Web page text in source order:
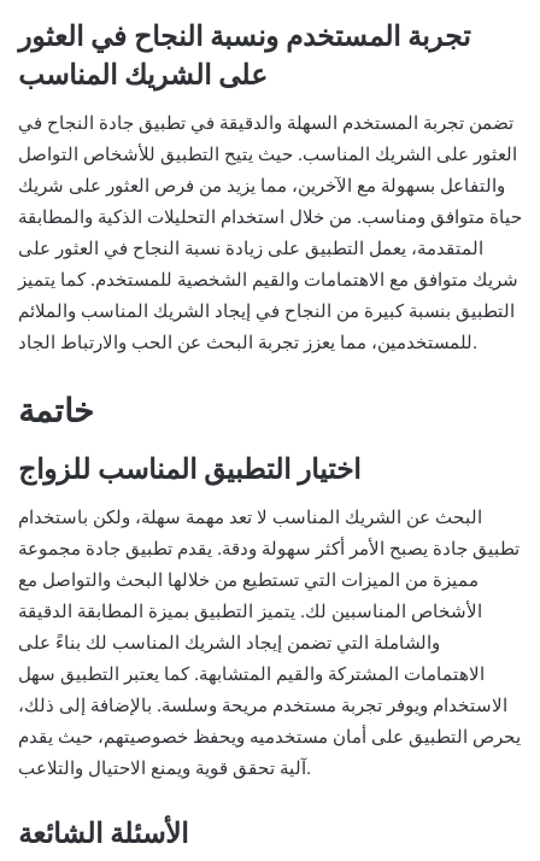
تجربة المستخدم ونسبة النجاح في العثور
على الشريك المناسب
تضمن تجربة المستخدم السهلة والدقيقة في تطبيق جادة النجاح في
العثور على الشريك المناسب. حيث يتيح التطبيق للأشخاص التواصل
والتفاعل بسهولة مع الآخرين، مما يزيد من فرص العثور على شريك
حياة متوافق ومناسب. من خلال استخدام التحليلات الذكية والمطابقة
المتقدمة، يعمل التطبيق على زيادة نسبة النجاح في العثور على
شريك متوافق مع الاهتمامات والقيم الشخصية للمستخدم. كما يتميز
التطبيق بنسبة كبيرة من النجاح في إيجاد الشريك المناسب والملائم
للمستخدمين، مما يعزز تجربة البحث عن الحب والارتباط الجاد.
خاتمة
اختيار التطبيق المناسب للزواج
البحث عن الشريك المناسب لا تعد مهمة سهلة، ولكن باستخدام
تطبيق جادة يصبح الأمر أكثر سهولة ودقة. يقدم تطبيق جادة مجموعة
مميزة من الميزات التي تستطيع من خلالها البحث والتواصل مع
الأشخاص المناسبين لك. يتميز التطبيق بميزة المطابقة الدقيقة
والشاملة التي تضمن إيجاد الشريك المناسب لك بناءً على
الاهتمامات المشتركة والقيم المتشابهة. كما يعتبر التطبيق سهل
الاستخدام ويوفر تجربة مستخدم مريحة وسلسة. بالإضافة إلى ذلك،
يحرص التطبيق على أمان مستخدميه ويحفظ خصوصيتهم، حيث يقدم
آلية تحقق قوية ويمنع الاحتيال والتلاعب.
الأسئلة الشائعة